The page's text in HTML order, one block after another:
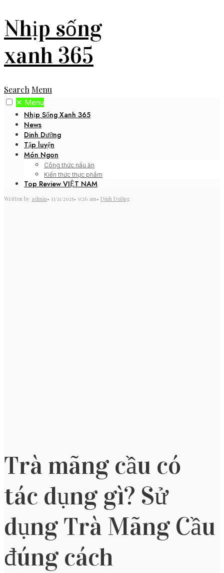
Nhịp sống
xanh 365
Search Menu
✕ Menu
Nhịp Sống Xanh 365
News
Dinh Dưỡng
Tập luyện
Món Ngon
Công thức nấu ăn
Kiến thức thực phẩm
Top Review VIỆT NAM
Written by admin• 13/11/2025• 9:26 am• Dinh Dưỡng
Trà mãng cầu có
tác dụng gì? Sử
dụng Trà Mãng Cầu
đúng cách